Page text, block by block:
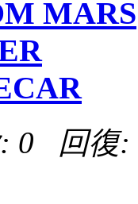
MARS
0 回復: